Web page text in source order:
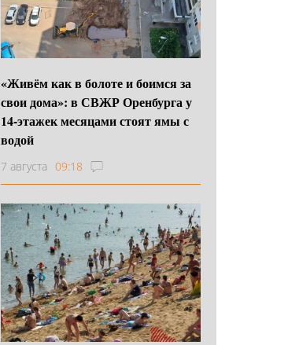
«Живём как в болоте и боимся за
свои дома»: в СВЖР Оренбурга у
14-этажек месяцами стоят ямы с
водой
7 августа 09:18